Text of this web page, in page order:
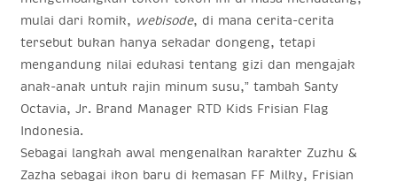
mulai dari komik,
webisode, di mana cerita-cerita
tersebut bukan hanya sekadar dongeng, tetapi
mengandung nilai edukasi tentang gizi dan mengajak
anak-anak untuk rajin minum susu,” tambah Santy
Octavia, Jr. Brand Manager RTD Kids Frisian Flag
Indonesia.
Sebagai langkah awal mengenalkan karakter Zuzhu &
Zazha sebagai ikon baru di kemasan FF Milky, Frisian